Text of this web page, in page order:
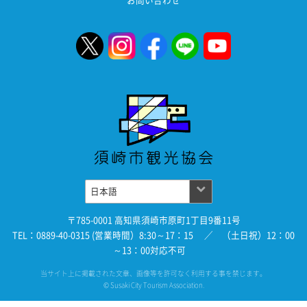
〒785-0001 高知県須崎市原町1丁目9番11号
TEL：0889-40-0315 (営業時間）8:30～17：15 ／ （土日祝）12：00
～13：00対応不可
当サイト上に掲載された文章、画像等を許可なく利用する事を禁じます。
© Susaki City Tourism Association.